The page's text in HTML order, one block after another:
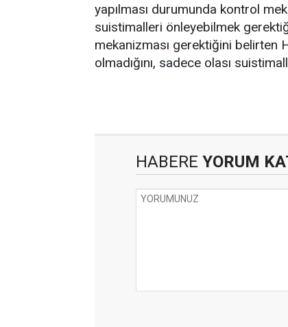
yapılması durumunda kontrol
suistimalleri önleyebilmek
mekanizması gerektiğini belirten
olmadığını, sadece olası
HABERE YORUM